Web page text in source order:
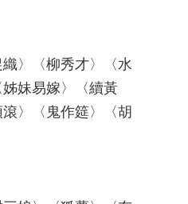
〉〈柳秀才〉〈水
妹易嫁〉〈續黃
〉〈鬼作筵〉〈胡